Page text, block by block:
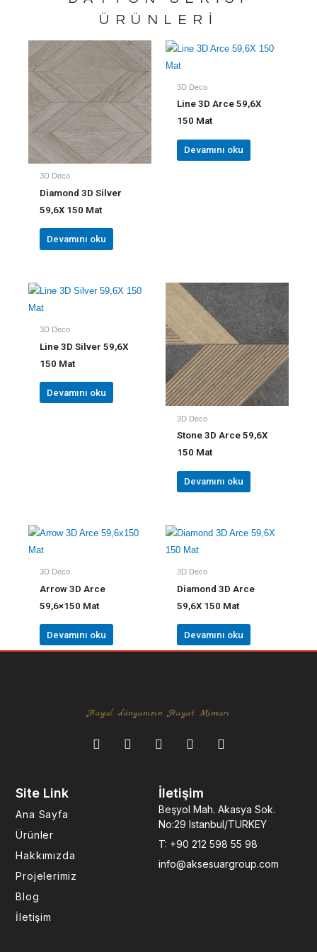
ÜRÜNLERI
3D Deco
Diamond 3D Silver
59,6X 150 Mat
Devamını oku
3D Deco
Line 3D Arce 59,6X
150 Mat
Devamını oku
3D Deco
Line 3D Silver 59,6X
150 Mat
Devamını oku
3D Deco
Stone 3D Arce 59,6X
150 Mat
Devamını oku
3D Deco
Arrow 3D Arce
59,6×150 Mat
Devamını oku
3D Deco
Diamond 3D Arce
59,6X 150 Mat
Devamını oku
Hayal dünyanızın Hayat Mimarı
F
I
L
e
d
i
n
-
i
n
Y
u
b
e
P
r
e
s
t
Site Link
Ana Sayfa
Ürünler
Hakkımızda
Projelerimiz
Blog
İletişim
İletişim
Beşyol Mah. Akasya Sok.
No:29 Istanbul/TURKEY
T: +90 212 598 55 98
info@aksesuargroup.com